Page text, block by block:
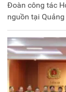
Đoàn công tác
nguồn tại